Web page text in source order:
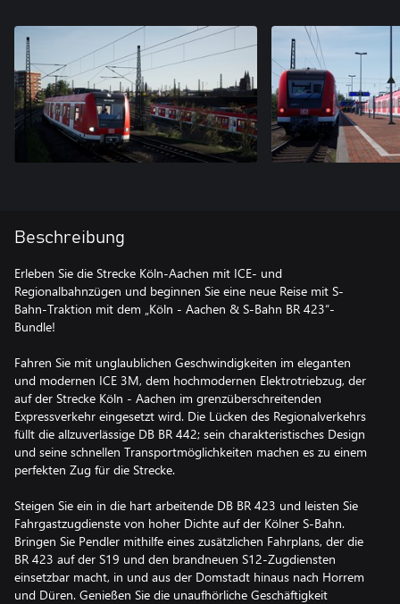
Beschreibung
Erleben Sie die Strecke Köln-Aachen mit ICE- und
Regionalbahnzügen und beginnen Sie eine neue Reise mit S-
Bahn-Traktion mit dem „Köln - Aachen & S-Bahn BR 423“-
Bundle!
Fahren Sie mit unglaublichen Geschwindigkeiten im eleganten
und modernen ICE 3M, dem hochmodernen Elektrotriebzug, der
auf der Strecke Köln - Aachen im grenzüberschreitenden
Expressverkehr eingesetzt wird. Die Lücken des Regionalverkehrs
füllt die allzuverlässige DB BR 442; sein charakteristisches Design
und seine schnellen Transportmöglichkeiten machen es zu einem
perfekten Zug für die Strecke.
Steigen Sie ein in die hart arbeitende DB BR 423 und leisten Sie
Fahrgastzugdienste von hoher Dichte auf der Kölner S-Bahn.
Bringen Sie Pendler mithilfe eines zusätzlichen Fahrplans, der die
BR 423 auf der S19 und den brandneuen S12-Zugdiensten
einsetzbar macht, in und aus der Domstadt hinaus nach Horrem
und Düren. Genießen Sie die unaufhörliche Geschäftigkeit